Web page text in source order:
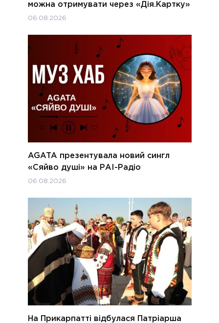
можна отримувати через «Дія.Картку»
06.08.2026
AGATA презентувала новий сингл
«Сяйво душі» на РАІ-Радіо
06.08.2026
На Прикарпатті відбулася Патріарша